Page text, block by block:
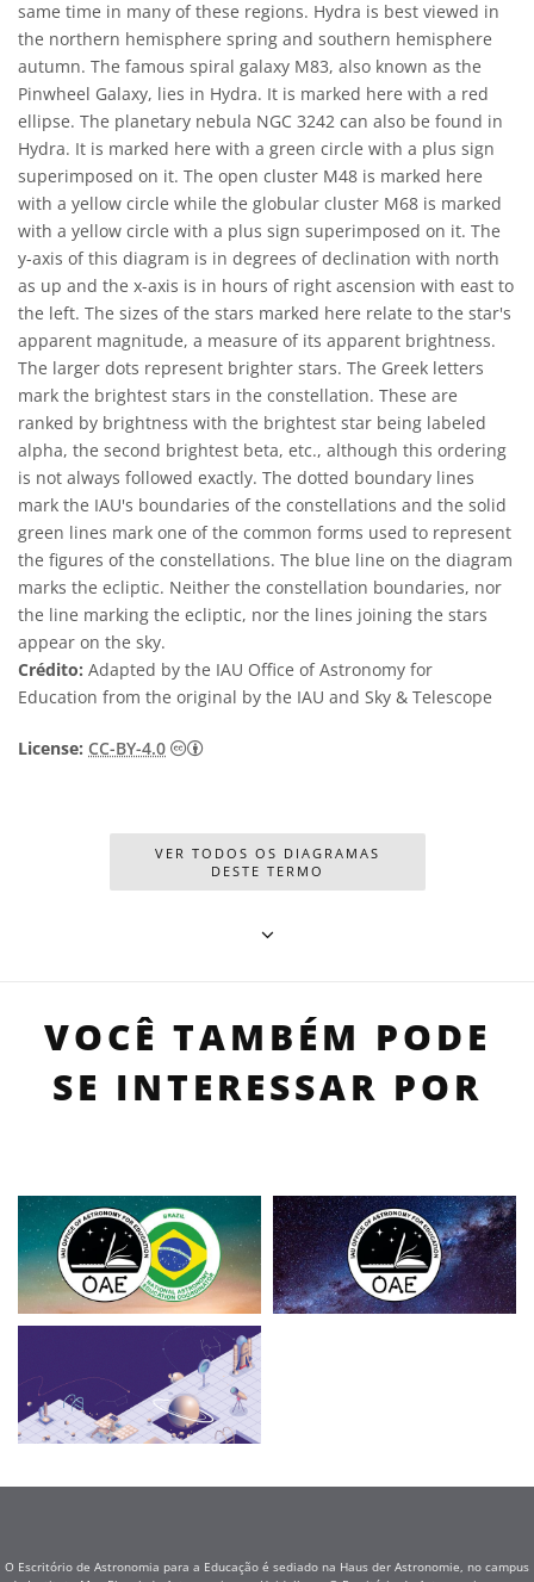
same time in many of these regions. Hydra is best viewed in
the northern hemisphere spring and southern hemisphere
autumn. The famous spiral galaxy M83, also known as the
Pinwheel Galaxy, lies in Hydra. It is marked here with a red
ellipse. The planetary nebula NGC 3242 can also be found in
Hydra. It is marked here with a green circle with a plus sign
superimposed on it. The open cluster M48 is marked here
with a yellow circle while the globular cluster M68 is marked
with a yellow circle with a plus sign superimposed on it. The
y-axis of this diagram is in degrees of declination with north
as up and the x-axis is in hours of right ascension with east to
the left. The sizes of the stars marked here relate to the star's
apparent magnitude, a measure of its apparent brightness.
The larger dots represent brighter stars. The Greek letters
mark the brightest stars in the constellation. These are
ranked by brightness with the brightest star being labeled
alpha, the second brightest beta, etc., although this ordering
is not always followed exactly. The dotted boundary lines
mark the IAU's boundaries of the constellations and the solid
green lines mark one of the common forms used to represent
the figures of the constellations. The blue line on the diagram
marks the ecliptic. Neither the constellation boundaries, nor
the line marking the ecliptic, nor the lines joining the stars
appear on the sky.
Crédito: Adapted by the IAU Office of Astronomy for
Education from the original by the IAU and Sky & Telescope
License: CC-BY-4.0 Creative Commons Attribution 4.0
VER TODOS OS DIAGRAMAS
DESTE TERMO
VOCÊ TAMBÉM PODE
SE INTERESSAR POR
O Escritório de Astronomia para a Educação é sediado na Haus der Astronomie, no campus